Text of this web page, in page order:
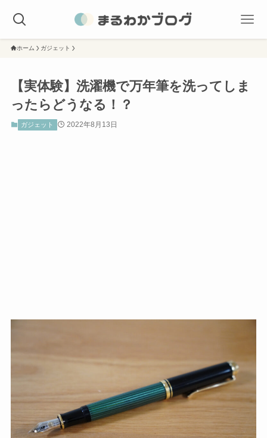
ホーム ガジェット
【実体験】洗濯機で万年筆を洗ってしま
ったらどうなる！？
ガジェット 2022年8月13日